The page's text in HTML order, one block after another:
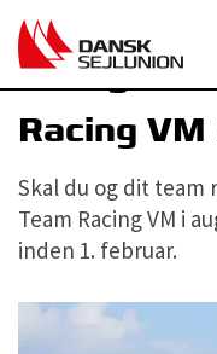
Ansøg om
Racing
Skal du og dit
Team Racing VM i
inden 1. februar.